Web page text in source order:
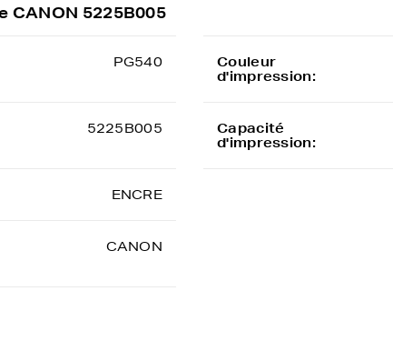
CANON 5225B005
PG540
5225B005
ENCRE
CANON
Couleur
d'impression:
Capacité
d'impression: